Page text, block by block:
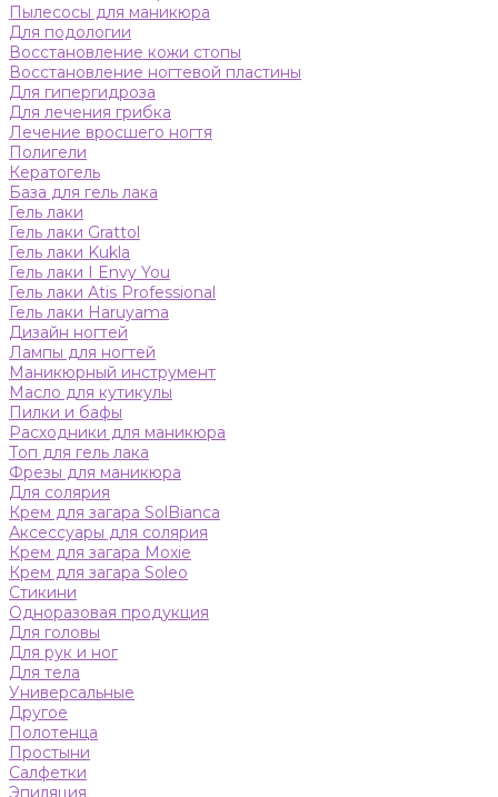
Пылесосы для маникюра
Для подологии
Восстановление кожи стопы
Восстановление ногтевой пластины
Для гипергидроза
Для лечения грибка
Лечение вросшего ногтя
Полигели
Кератогель
База для гель лака
Гель лаки
Гель лаки Grattol
Гель лаки Kukla
Гель лаки I Envy You
Гель лаки Atis Professional
Гель лаки Haruyama
Дизайн ногтей
Лампы для ногтей
Маникюрный инструмент
Масло для кутикулы
Пилки и бафы
Расходники для маникюра
Топ для гель лака
Фрезы для маникюра
Для солярия
Крем для загара SolBianca
Аксессуары для солярия
Крем для загара Moxie
Крем для загара Soleo
Стикини
Одноразовая продукция
Для головы
Для рук и ног
Для тела
Универсальные
Другое
Полотенца
Простыни
Салфетки
Эпиляция